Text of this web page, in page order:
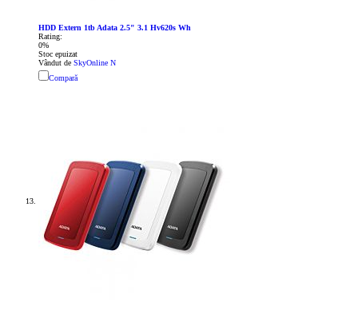
HDD Extern 1tb Adata 2.5" 3.1 Hv620s Wh
Rating:
0%
Stoc epuizat
Vândut de SkyOnline N
Compară